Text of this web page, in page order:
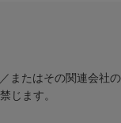
またはその関連会社
じます。